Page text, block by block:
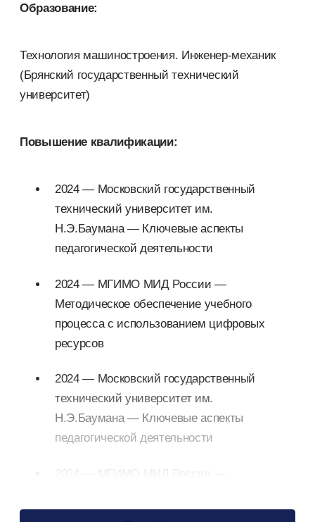
Образование:
Технология машиностроения. Инженер-механик
(Брянский государственный технический
университет)
Повышение квалификации:
2024 — Московский государственный
технический университет им.
Н.Э.Баумана — Ключевые аспекты
педагогической деятельности
2024 — МГИМО МИД России —
Методическое обеспечение учебного
процесса с использованием цифровых
ресурсов
2024 — Московский государственный
технический университет им.
Н.Э.Баумана — Ключевые аспекты
педагогической деятельности
процесса с использованием цифровых